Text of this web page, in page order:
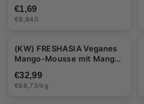
€1,69
€9,94/l
(KW) FRESHASIA Veganes
Mango-Mousse mit Mango-
(80g x 6 Stück)
€32,99
€68,73/kg